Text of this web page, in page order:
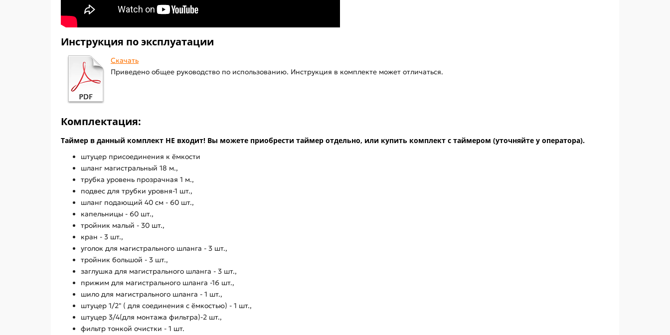
Инструкция по эксплуатации
Скачать
Приведено общее руководство по использованию. Инструкция в комплекте может отличаться.
Комплектация:
Таймер в данный комплект НЕ входит! Вы можете приобрести таймер отдельно, или купить комплект с таймером (уточняйте у оператора).
штуцер присоединения к ёмкости
шланг магистральный 18 м.,
трубка уровень прозрачная 1 м.,
подвес для трубки уровня-1 шт.,
шланг подающий 40 см - 60 шт.,
капельницы - 60 шт.,
тройник малый - 30 шт.,
кран - 3 шт.,
уголок для магистрального шланга - 3 шт.,
тройник большой - 3 шт.,
заглушка для магистрального шланга - 3 шт.,
прижим для магистрального шланга -16 шт.,
шило для магистрального шланга - 1 шт.,
штуцер 1/2" ( для соединения с ёмкостью) - 1 шт.,
штуцер 3/4(для монтажа фильтра)-2 шт.,
фильтр тонкой очистки - 1 шт.